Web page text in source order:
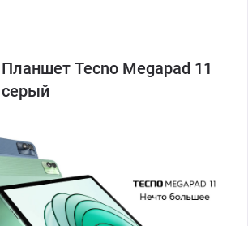
Tecno Megapad 11
серый